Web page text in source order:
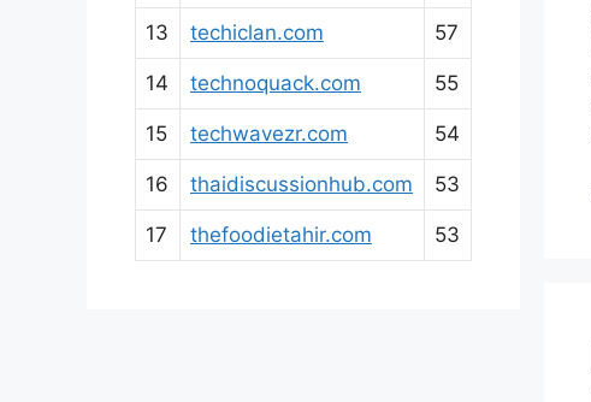
13 techiclan.com 57
14 technoquack.com 55
15 techwavezr.com 54
16 thaidiscussionhub.com 53
17 thefoodietahir.com 53